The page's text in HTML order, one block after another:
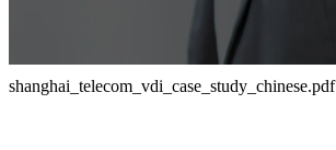
shanghai_telecom_vdi_case_study_chinese.pdf